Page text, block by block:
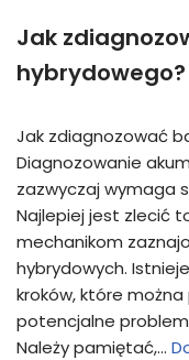
Jak
hybrydowego?
Jak zdiagnozować
Diagnozowanie
zazwyczaj wymaga
Najlepiej jest zlecić
mechanikom
hybrydowych.
kroków, które
potencjalne
Należy pamiętać,…